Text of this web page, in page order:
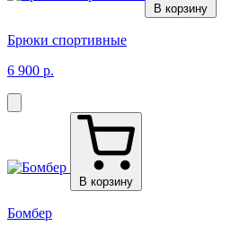
В корзину
Брюки спортивные
6 900 р.
В корзину
Бомбер